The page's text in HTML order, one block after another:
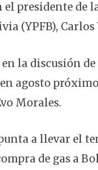
el presidente
(YPFB),
la discusión
agosto
Morales.
a llevar el
de gas a